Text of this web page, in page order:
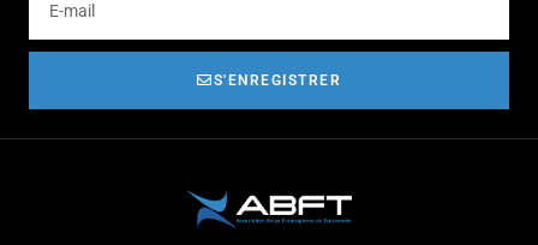
S'ENREGISTRER